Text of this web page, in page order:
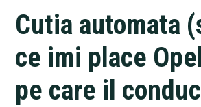
Cutia automata
ce imi place
pe care il